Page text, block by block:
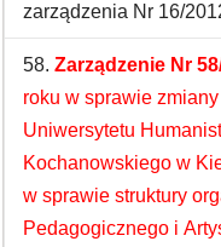
zarządzenia Nr 16/
58. Zarządzenie Nr
roku w sprawie
Uniwersytetu
Kochanowskiego w
w sprawie struktury
Pedagogicznego i